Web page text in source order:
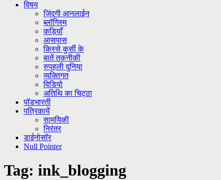
विषय
ज़िंदगी आनलाईन
ब्लॉगिस्म
कड़ियाँ
आसपास
किस्से कुर्सी के
बातें तकनीकी
रुपहली दुनिया
व्यक्तिगत
विडियो
अतिथि का चिट्ठा
पॉडभारती
पत्रिकायें
सामयिकी
निरंतर
डाईनोसॉर
Null Pointer
Tag: ink_blogging